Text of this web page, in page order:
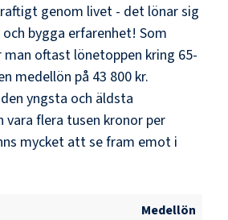
genom livet - det lönar sig
bygga erfarenhet! Som
man oftast lönetoppen kring 65-
medellön på 43 800 kr.
yngsta och äldsta
vara flera tusen kronor per
mycket att se fram emot i
Medellön